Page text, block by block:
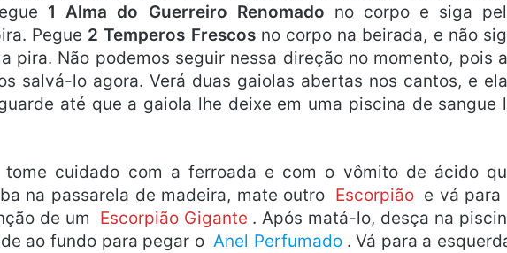
1 Alma do Guerreiro Renomado no corpo e siga
Pegue 2 Temperos Frescosno corpo na beirada, e não
pira. Não podemos seguir nessa direção no momento, pois
salvá-lo agora. Verá duas gaiolas abertas nos cantos, e
até que a gaiola lhe deixe em uma piscina de sangue
tome cuidado com a ferroada e com o vômito de ácido
na passarela de madeira, mate outro Escorpião e vá para
de um
Escorpião Gigante . Após matá-lo, desça na
ao fundo para pegar o Anel Perfumado . Vá para a